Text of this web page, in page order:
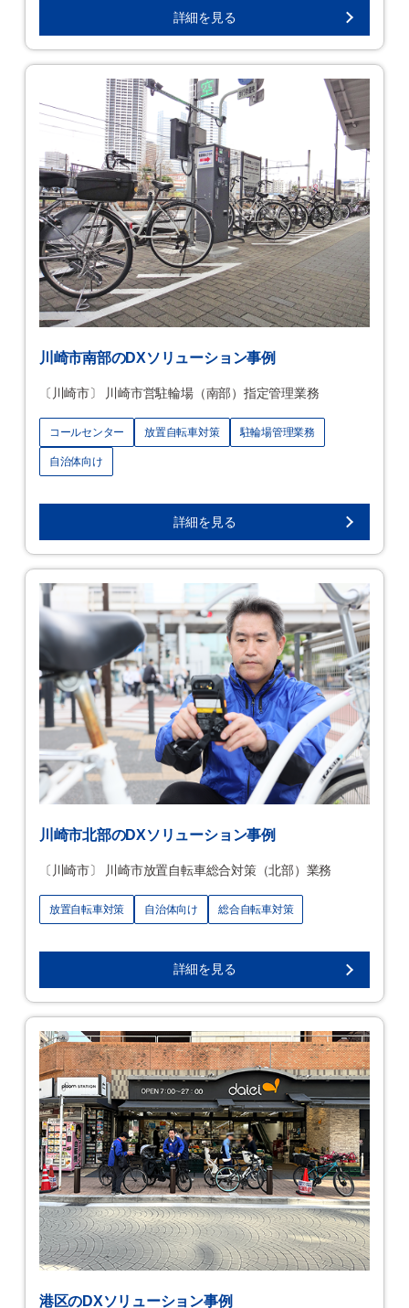
詳細を見る
川崎市南部のDXソリューション事例
〔川崎市〕 川崎市営駐輪場（南部）指定管理業務
コールセンター 放置自転車対策 駐輪場管理業務
自治体向け
詳細を見る
川崎市北部のDXソリューション事例
〔川崎市〕 川崎市放置自転車総合対策（北部）業務
放置自転車対策 自治体向け 総合自転車対策
詳細を見る
港区のDXソリューション事例